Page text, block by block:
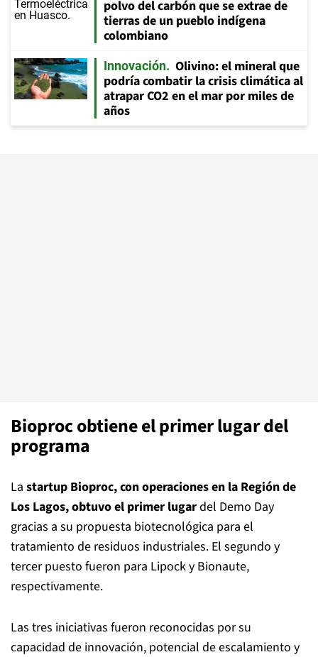
polvo del carbón que se extrae de
tierras de un pueblo indígena
colombiano
Innovación
Olivino: el mineral que
podría combatir la crisis climática al
atrapar CO2 en el mar por miles de
años
Bioproc obtiene el primer lugar del
programa
La startup Bioproc, con operaciones en la Región de
Los Lagos, obtuvo el primer lugardel Demo Day
gracias a su propuesta biotecnológica para el
tratamiento de residuos industriales. El segundo y
tercer puesto fueron para Lipock y Bionaute,
respectivamente.
Las tres iniciativas fueron reconocidas por su
capacidad de innovación, potencial de escalamiento y